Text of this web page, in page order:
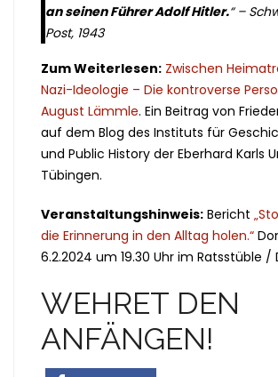
an seinen Führer Adolf Hitler.“ –
Post, 1943
Zum Weiterlesen: Zwischen
Nazi-Ideologie – Die kontroverse
August Lämmle. Ein Beitrag von
auf dem Blog des Instituts für
und Public History der Eberhard Karls
Tübingen.
Veranstaltungshinweis: Bericht
die Erinnerung in den Alltag holen.“
6.2.2024 um 19.30 Uhr im Ratsstüble /
WEHRET DEN
ANFÄNGEN!